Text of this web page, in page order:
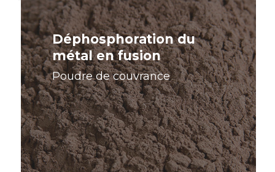
Déphosphoration du
métal en fusion
Poudre de couvrance
En
savoir
plus